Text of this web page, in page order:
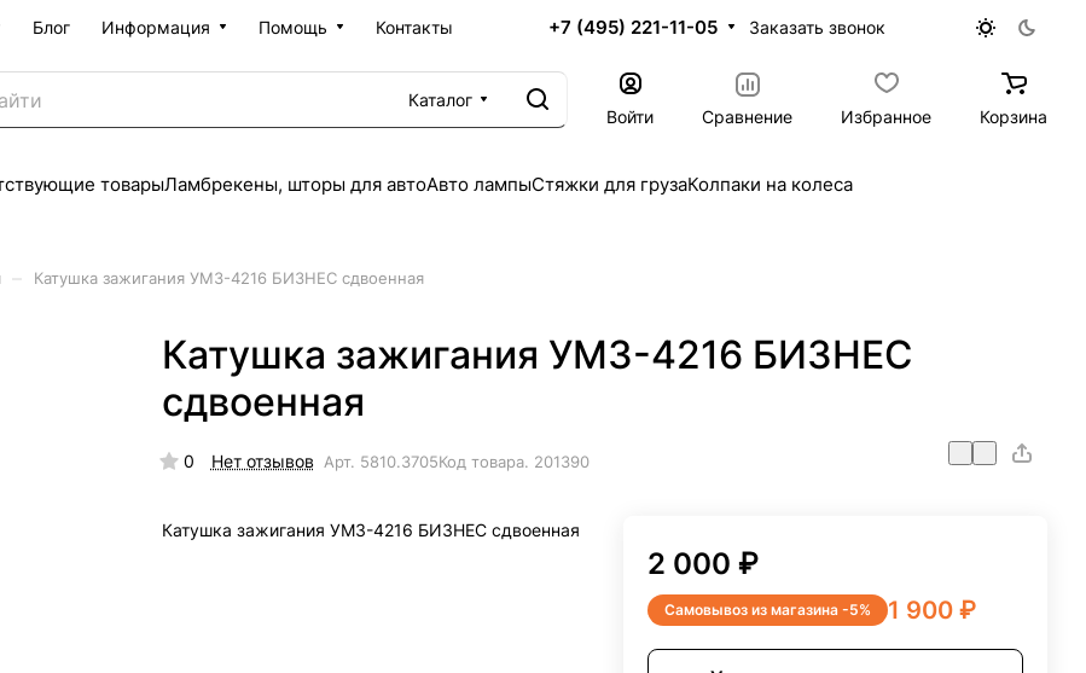
Блог Информация Помощь Контакты +7 (495) 221-11-05 Заказать звонок
Каталог
Войти
Сравнение Избранное Корзина
товарыЛамбрекены, шторы для автоАвто лампыСтяжки для грузаКолпаки на колеса
Катушка зажигания УМЗ-4216 БИЗНЕС сдвоенная
Катушка зажигания УМЗ-4216 БИЗНЕС
сдвоенная
0 Нет отзывов Арт. 5810.3705Код товара. 201390
Катушка зажигания УМЗ-4216 БИЗНЕС сдвоенная
2 000 ₽
Самовывоз из магазина -5% 1 900 ₽